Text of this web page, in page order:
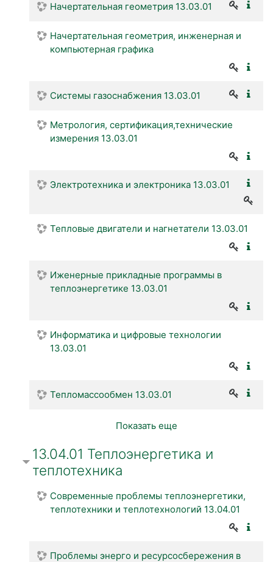
Начертательная геометрия 13.03.01
Начертательная геометрия, инженерная и
компьютерная графика
Системы газоснабжения 13.03.01
Метрология, сертификация,технические
измерения 13.03.01
Электротехника и электроника 13.03.01
Тепловые двигатели и нагнетатели 13.03.01
Иженерные прикладные программы в
теплоэнергетике 13.03.01
Информатика и цифровые технологии
13.03.01
Тепломассообмен 13.03.01
Показать еще
13.04.01 Теплоэнергетика и
теплотехника
Современные проблемы теплоэнергетики,
теплотехники и теплотехнологий 13.04.01
Проблемы энерго и ресурсосбережения в